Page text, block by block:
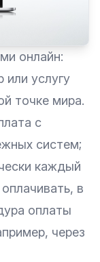
онлайн:
услугу
точке мира.
с
систем;
каждый
в
оплаты
через